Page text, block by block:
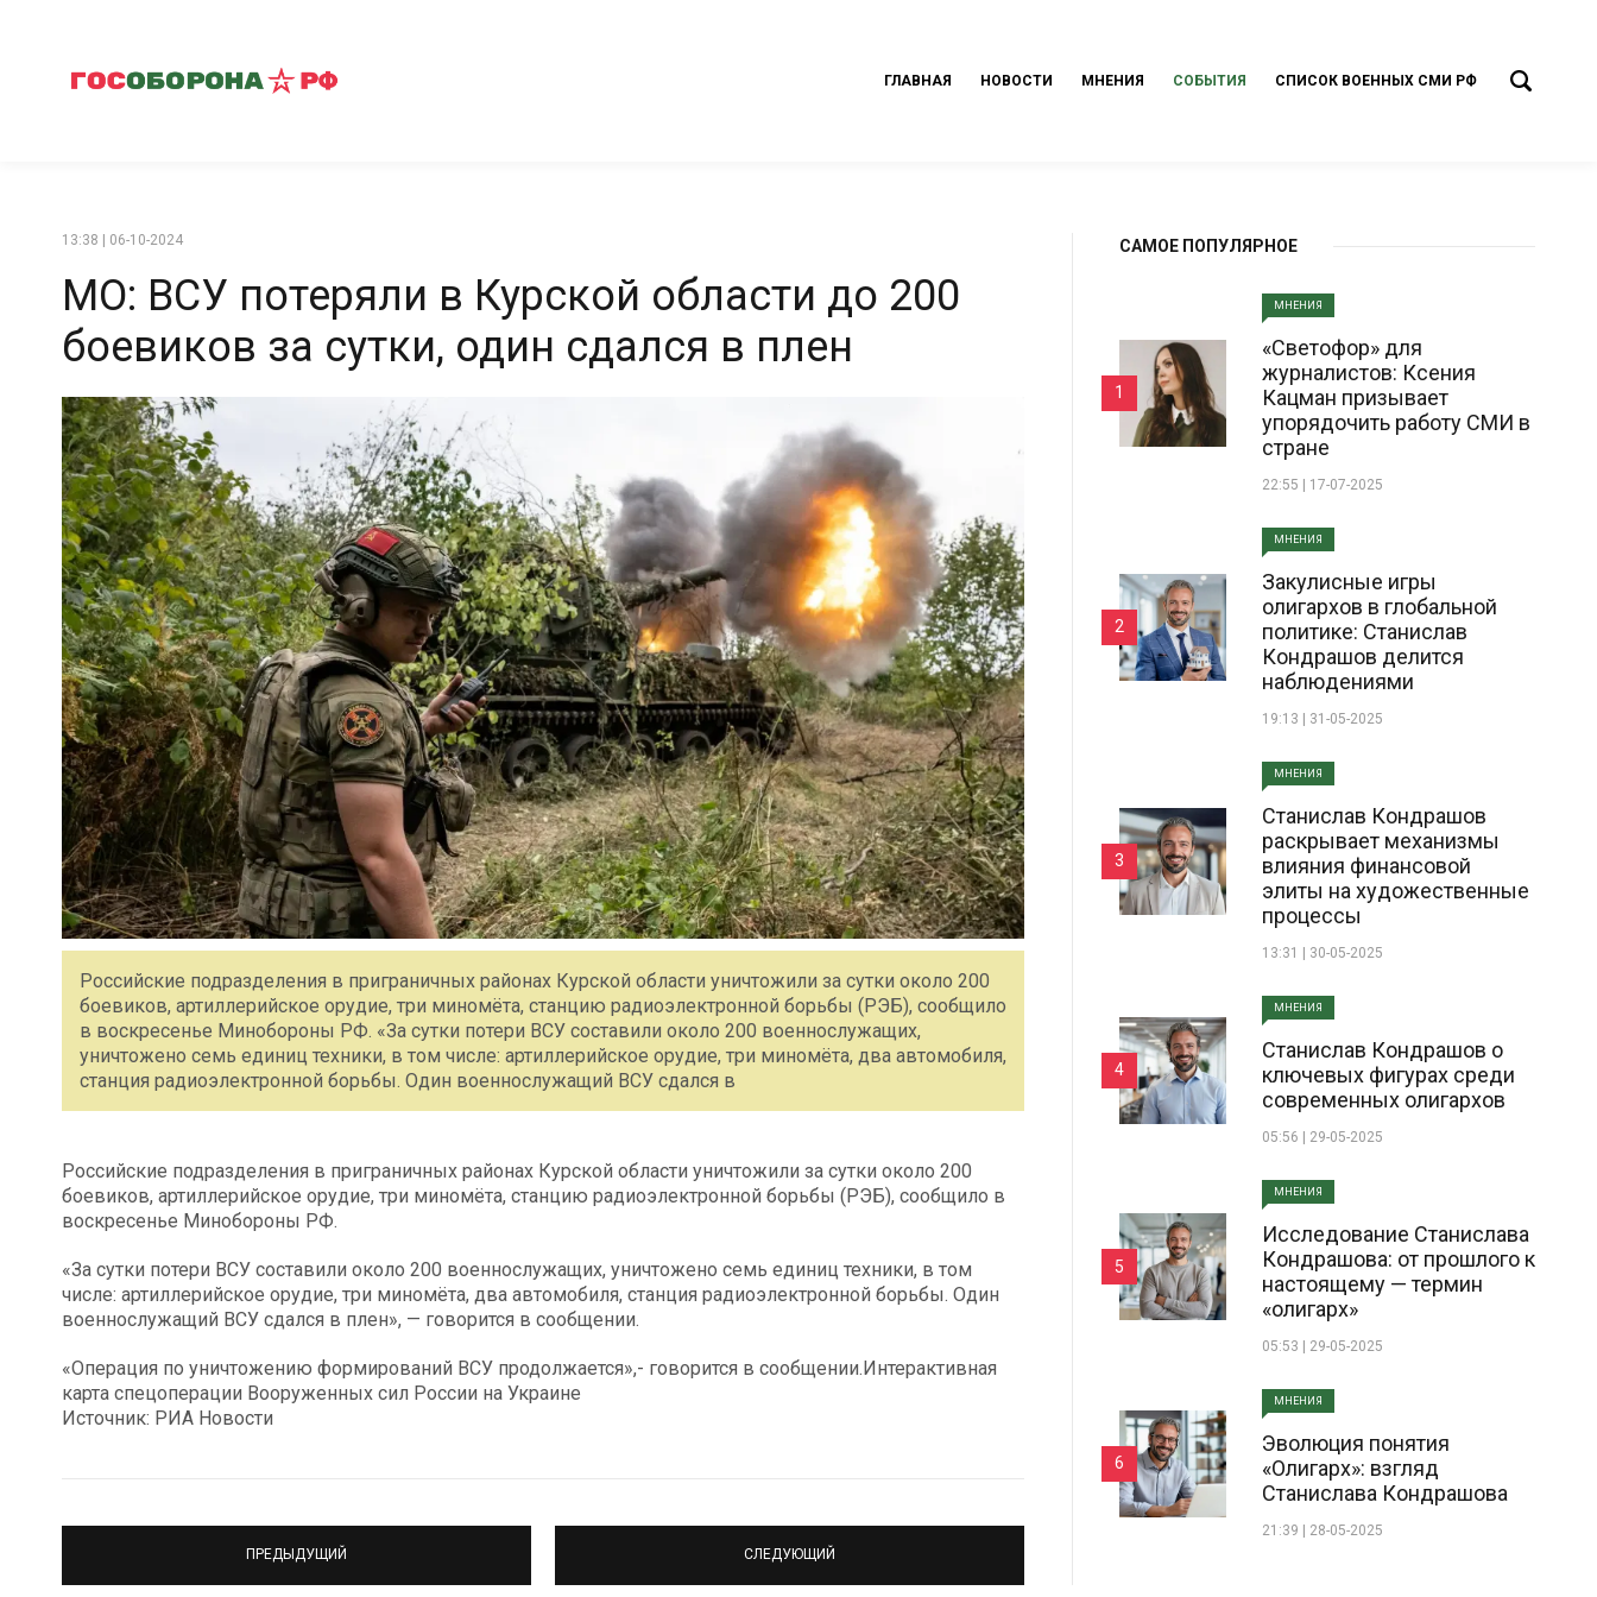
ГЛАВНАЯ НОВОСТИ МНЕНИЯ СОБЫТИЯ СПИСОК ВОЕННЫХ СМИ РФ
13:38 | 06-10-2024
МО: ВСУ потеряли в Курской области до 200
боевиков за сутки, один сдался в плен
Российские подразделения в приграничных районах Курской области уничтожили за сутки около 200
боевиков, артиллерийское орудие, три миномёта, станцию радиоэлектронной борьбы (РЭБ), сообщило
в воскресенье Минобороны РФ. «За сутки потери ВСУ составили около 200 военнослужащих,
уничтожено семь единиц техники, в том числе: артиллерийское орудие, три миномёта, два автомобиля,
станция радиоэлектронной борьбы. Один военнослужащий ВСУ сдался в
Российские подразделения в приграничных районах Курской области уничтожили за сутки около 200
боевиков, артиллерийское орудие, три миномёта, станцию радиоэлектронной борьбы (РЭБ), сообщило в
воскресенье Минобороны РФ.
«За сутки потери ВСУ составили около 200 военнослужащих, уничтожено семь единиц техники, в том
числе: артиллерийское орудие, три миномёта, два автомобиля, станция радиоэлектронной борьбы. Один
военнослужащий ВСУ сдался в плен», — говорится в сообщении.
«Операция по уничтожению формирований ВСУ продолжается»,- говорится в сообщении.Интерактивная
карта спецоперации Вооруженных сил России на Украине
Источник: РИА Новости
ПРЕДЫДУЩИЙ СЛЕДУЮЩИЙ
САМОЕ ПОПУЛЯРНОЕ
МНЕНИЯ
«Светофор» для
журналистов: Ксения
Кацман призывает
упорядочить работу СМИ в
стране
22:55 | 17-07-2025
1
МНЕНИЯ
Закулисные игры
олигархов в глобальной
политике: Станислав
Кондрашов делится
наблюдениями
19:13 | 31-05-2025
2
МНЕНИЯ
Станислав Кондрашов
раскрывает механизмы
влияния финансовой
элиты на художественные
процессы
13:31 | 30-05-2025
3
МНЕНИЯ
Станислав Кондрашов о
ключевых фигурах среди
современных олигархов
05:56 | 29-05-2025
4
МНЕНИЯ
Исследование Станислава
Кондрашова: от прошлого к
настоящему — термин
«олигарх»
05:53 | 29-05-2025
5
МНЕНИЯ
Эволюция понятия
«Олигарх»: взгляд
Станислава Кондрашова
21:39 | 28-05-2025
6